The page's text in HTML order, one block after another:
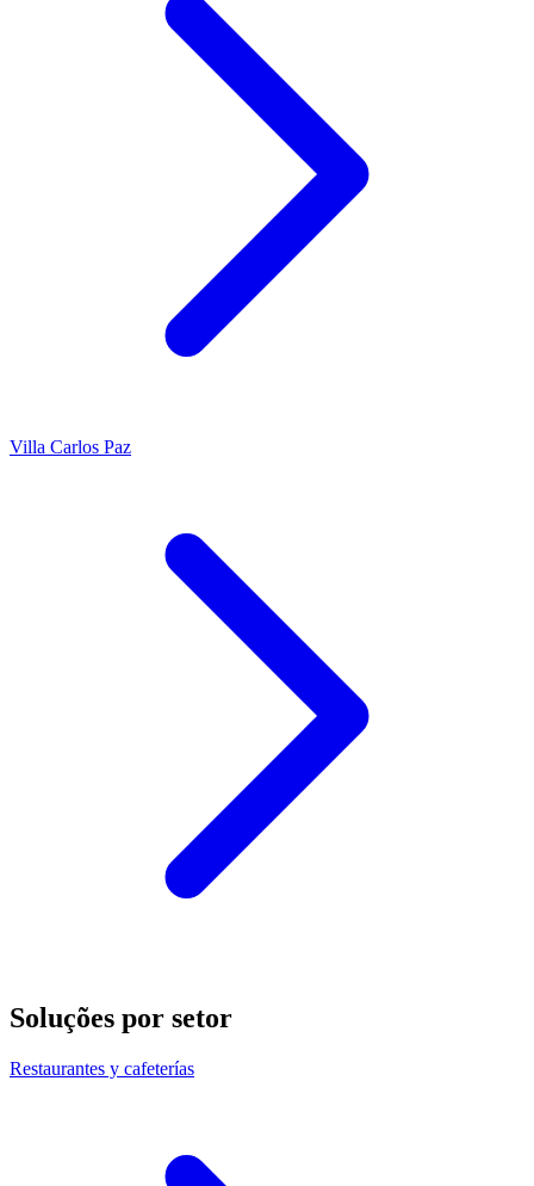
Villa Carlos Paz
Soluções por setor
Restaurantes y cafeterías